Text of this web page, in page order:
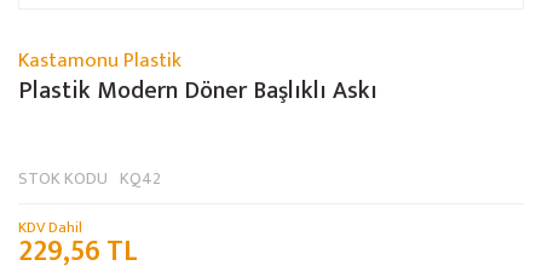
Kastamonu Plastik
Plastik Modern Döner Başlıklı Askı
STOK KODU KQ42
KDV Dahil
229,56 TL